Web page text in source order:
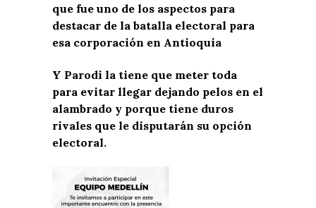
que fue uno de los aspectos para
destacar de la batalla electoral para
esa corporación en Antioquia
Y Parodi la tiene que meter toda
para evitar llegar dejando pelos en el
alambrado y porque tiene duros
rivales que le disputarán su opción
electoral.